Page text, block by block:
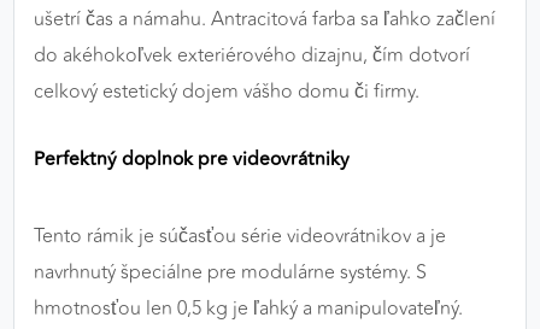
ušetrí čas a námahu. Antracitová farba sa ľahko začlení
do akéhokoľvek exteriérového dizajnu, čím dotvorí
celkový estetický dojem vášho domu či firmy.
Perfektný doplnok pre videovrátniky
Tento rámik je súčasťou série videovrátnikov a je
navrhnutý špeciálne pre modulárne systémy. S
hmotnosťou len 0,5 kg je ľahký a manipulovateľný.